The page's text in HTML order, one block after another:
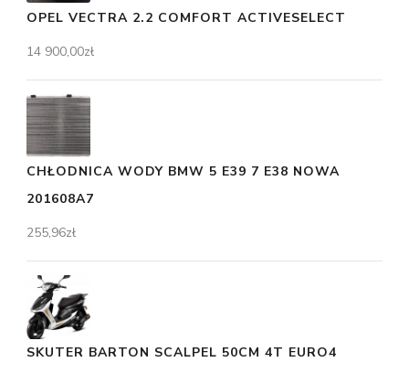
OPEL VECTRA 2.2 COMFORT ACTIVESELECT
14 900,00zł
CHŁODNICA WODY BMW 5 E39 7 E38 NOWA
201608A7
255,96zł
SKUTER BARTON SCALPEL 50CM 4T EURO4